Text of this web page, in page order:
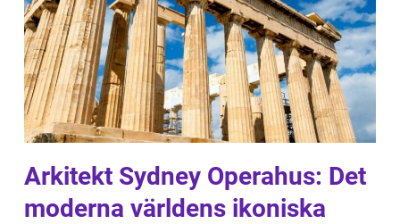
Arkitekt Sydney Operahus: Det
moderna världens ikoniska